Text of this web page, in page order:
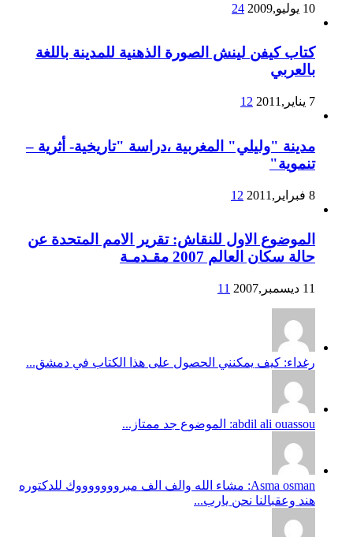
10 يوليو,2009 24
كتاب كيفن لينش الصورة الذهنية للمدينة باللغة
بالعربي
7 يناير,2011 12
مدينة "وليلي" المغربية ،دراسة "تاريخية- أثرية –
تنموية"
8 فبراير,2011 12
الموضوع الاول للنقاش: تقرير الامم المتحدة عن
حالة سكان العالم 2007 مقـدمـة
11 ديسمبر,2007 11
رغداء: كيف يمكنني الحصول على هذا الكتاب في دمشق...
abdil ali ouassou: الموضوع جد ممتاز...
Asma osman: مشاء الله والف الف مبروووووووك للدكتوره
هند وعقبالنا نحن يارب...